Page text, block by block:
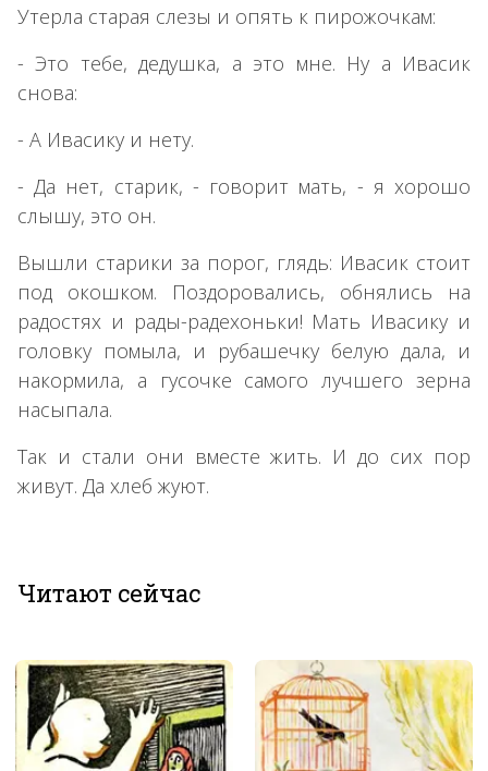
Утерла старая слезы и опять к пирожочкам:
- Это тебе, дедушка, а это мне. Ну а Ивасик
снова:
- А Ивасику и нету.
- Да нет, старик, - говорит мать, - я хорошо
слышу, это он.
Вышли старики за порог, глядь: Ивасик стоит
под окошком. Поздоровались, обнялись на
радостях и рады-радехоньки! Мать Ивасику и
головку помыла, и рубашечку белую дала, и
накормила, а гусочке самого лучшего зерна
насыпала.
Так и стали они вместе жить. И до сих пор
живут. Да хлеб жуют.
Читают сейчас